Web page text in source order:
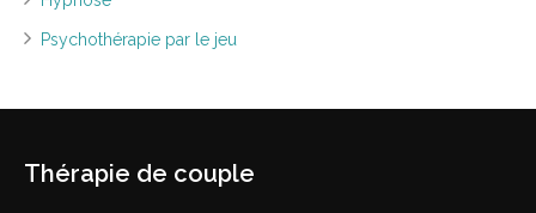
Psychothérapie par le jeu
Thérapie de couple